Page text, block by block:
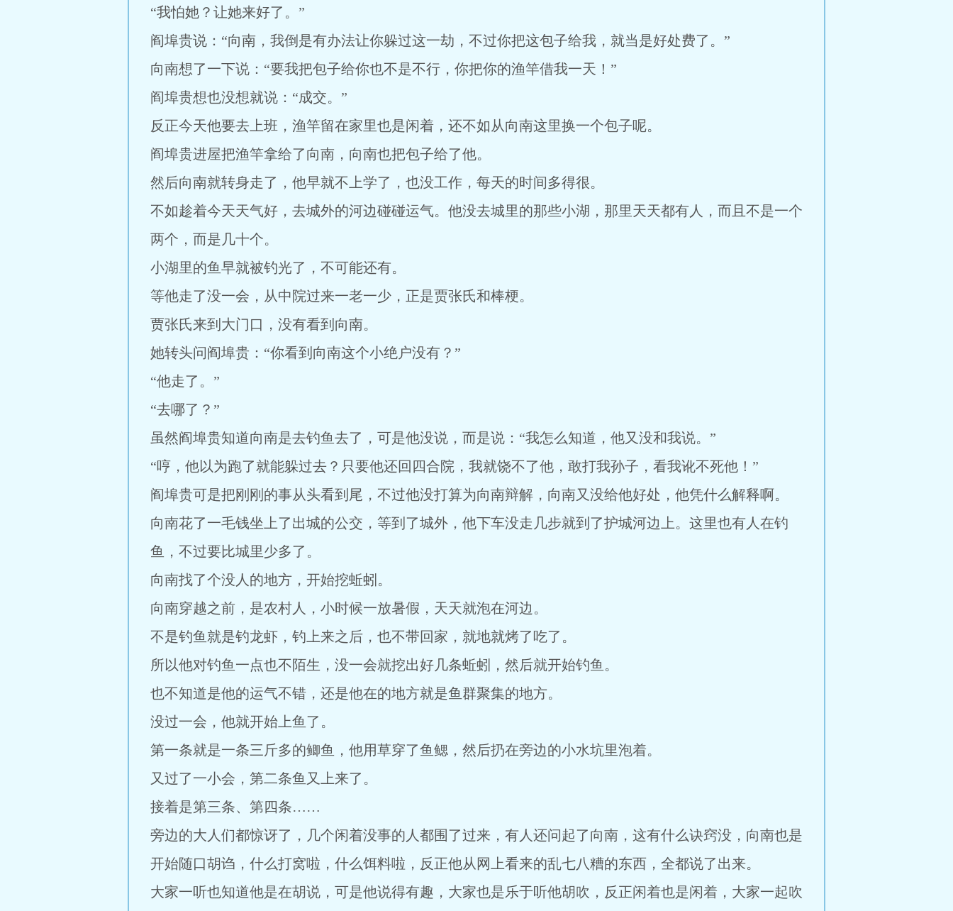
“我怕她？让她来好了。”
阎埠贵说：“向南，我倒是有办法让你躲过这一劫，不过你把这包子给我，就当是好处费了。”
向南想了一下说：“要我把包子给你也不是不行，你把你的渔竿借我一天！”
阎埠贵想也没想就说：“成交。”
反正今天他要去上班，渔竿留在家里也是闲着，还不如从向南这里换一个包子呢。
阎埠贵进屋把渔竿拿给了向南，向南也把包子给了他。
然后向南就转身走了，他早就不上学了，也没工作，每天的时间多得很。
不如趁着今天天气好，去城外的河边碰碰运气。他没去城里的那些小湖，那里天天都有人，而且不是一个
两个，而是几十个。
小湖里的鱼早就被钓光了，不可能还有。
等他走了没一会，从中院过来一老一少，正是贾张氏和棒梗。
贾张氏来到大门口，没有看到向南。
她转头问阎埠贵：“你看到向南这个小绝户没有？”
“他走了。”
“去哪了？”
虽然阎埠贵知道向南是去钓鱼去了，可是他没说，而是说：“我怎么知道，他又没和我说。”
“哼，他以为跑了就能躲过去？只要他还回四合院，我就饶不了他，敢打我孙子，看我讹不死他！”
阎埠贵可是把刚刚的事从头看到尾，不过他没打算为向南辩解，向南又没给他好处，他凭什么解释啊。
向南花了一毛钱坐上了出城的公交，等到了城外，他下车没走几步就到了护城河边上。这里也有人在钓
鱼，不过要比城里少多了。
向南找了个没人的地方，开始挖蚯蚓。
向南穿越之前，是农村人，小时候一放暑假，天天就泡在河边。
不是钓鱼就是钓龙虾，钓上来之后，也不带回家，就地就烤了吃了。
所以他对钓鱼一点也不陌生，没一会就挖出好几条蚯蚓，然后就开始钓鱼。
也不知道是他的运气不错，还是他在的地方就是鱼群聚集的地方。
没过一会，他就开始上鱼了。
第一条就是一条三斤多的鲫鱼，他用草穿了鱼鳃，然后扔在旁边的小水坑里泡着。
又过了一小会，第二条鱼又上来了。
接着是第三条、第四条……
旁边的大人们都惊讶了，几个闲着没事的人都围了过来，有人还问起了向南，这有什么诀窍没，向南也是
开始随口胡诌，什么打窝啦，什么饵料啦，反正他从网上看来的乱七八糟的东西，全都说了出来。
大家一听也知道他是在胡说，可是他说得有趣，大家也是乐于听他胡吹，反正闲着也是闲着，大家一起吹